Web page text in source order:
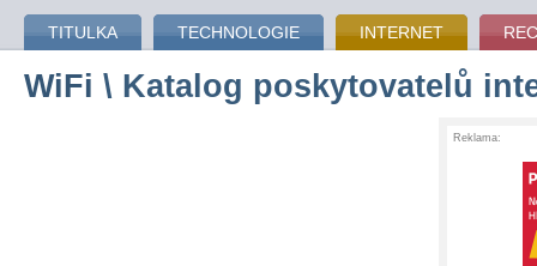
TITULKA TECHNOLOGIE INTERNET
WiFi \ Katalog poskytovatelů
Reklama: